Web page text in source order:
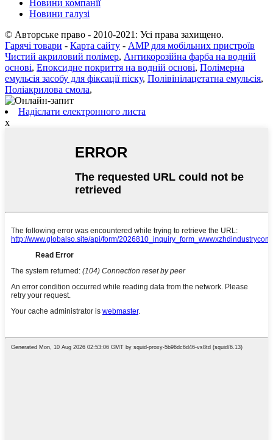
Новини компанії
Новини галузі
© Авторське право - 2010-2021: Усі права захищено.
Гарячі товари - Карта сайту - AMP для мобільних пристроїв
Чистий акриловий полімер, Антикорозійна фарба на водній
основі, Епоксидне покриття на водній основі, Полімерна
емульсія засобу для фіксації піску, Полівінілацетатна емульсія,
Поліакрилова смола,
Надіслати електронного листа
x